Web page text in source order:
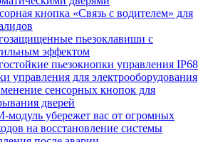
кнопка «Связь с водителем» для
пьезоклавиши с
эффектом
пьезокнопки управления IP68
управления для электрооборудования
сенсорных кнопок для
дверей
модуль убережет вас от огромных
на восстановление системы